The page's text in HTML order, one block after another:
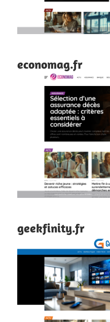
economag.fr
geekfinity.fr